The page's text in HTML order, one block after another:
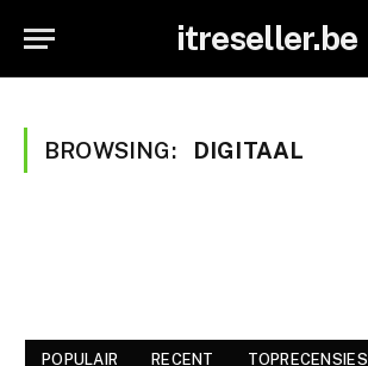
itreseller.be
BROWSING: DIGITAAL
POPULAIR RECENT TOPRECENSIES